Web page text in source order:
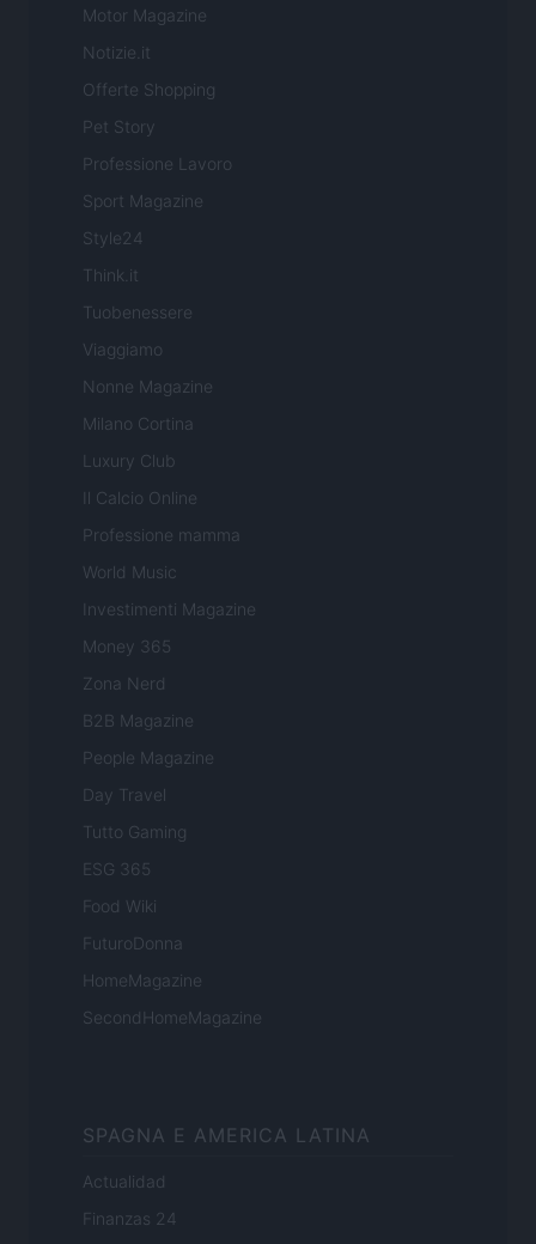
Motor Magazine
Notizie.it
Offerte Shopping
Pet Story
Professione Lavoro
Sport Magazine
Style24
Think.it
Tuobenessere
Viaggiamo
Nonne Magazine
Milano Cortina
Luxury Club
Il Calcio Online
Professione mamma
World Music
Investimenti Magazine
Money 365
Zona Nerd
B2B Magazine
People Magazine
Day Travel
Tutto Gaming
ESG 365
Food Wiki
FuturoDonna
HomeMagazine
SecondHomeMagazine
SPAGNA E AMERICA LATINA
Actualidad
Finanzas 24